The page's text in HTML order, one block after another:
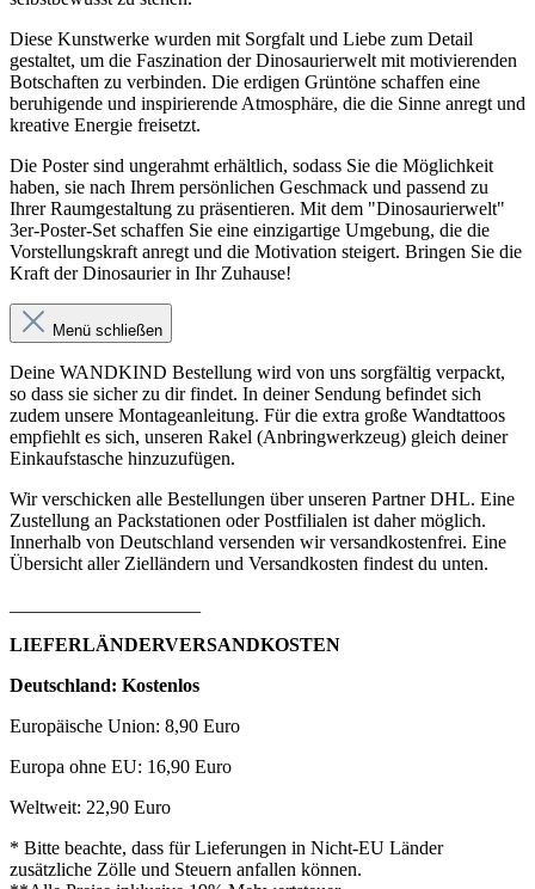
Diese Kunstwerke wurden mit Sorgfalt und Liebe zum Detail
gestaltet, um die Faszination der Dinosaurierwelt mit motivierenden
Botschaften zu verbinden. Die erdigen Grüntöne schaffen eine
beruhigende und inspirierende Atmosphäre, die die Sinne anregt und
kreative Energie freisetzt.
Die Poster sind ungerahmt erhältlich, sodass Sie die Möglichkeit
haben, sie nach Ihrem persönlichen Geschmack und passend zu
Ihrer Raumgestaltung zu präsentieren. Mit dem "Dinosaurierwelt"
3er-Poster-Set schaffen Sie eine einzigartige Umgebung, die die
Vorstellungskraft anregt und die Motivation steigert. Bringen Sie die
Kraft der Dinosaurier in Ihr Zuhause!
Menü schließen
Deine WANDKIND Bestellung wird von uns sorgfältig verpackt,
so dass sie sicher zu dir findet. In deiner Sendung befindet sich
zudem unsere Montageanleitung. Für die extra große Wandtattoos
empfiehlt es sich, unseren Rakel (Anbringwerkzeug) gleich deiner
Einkaufstasche hinzuzufügen.
Wir verschicken alle Bestellungen über unseren Partner DHL. Eine
Zustellung an Packstationen oder Postfilialen ist daher möglich.
Innerhalb von Deutschland versenden wir versandkostenfrei. Eine
Übersicht aller Zielländern und Versandkosten findest du unten.
LIEFERLÄNDERVERSANDKOSTEN
Deutschland: Kostenlos
Europäische Union: 8,90 Euro
Europa ohne EU: 16,90 Euro
Weltweit: 22,90 Euro
* Bitte beachte, dass für Lieferungen in Nicht-EU Länder
zusätzliche Zölle und Steuern anfallen können.